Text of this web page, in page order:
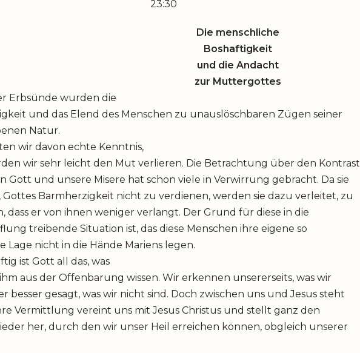
23:30
Die menschliche
Boshaftigkeit
und die Andacht
zur Muttergottes
Erbsünde wurden die
und das Elend des Menschen zu unauslöschbaren Zügen seiner
Natur.
wir davon echte Kenntnis,
wir sehr leicht den Mut verlieren. Die Betrachtung über den Kontrast
Gott und unsere Misere hat schon viele in Verwirrung gebracht. Da sie
Gottes Barmherzigkeit nicht zu verdienen, werden sie dazu verleitet, zu
dass er von ihnen weniger verlangt. Der Grund für diese in die
treibende Situation ist, das diese Menschen ihre eigene so
Lage nicht in die Hände Mariens legen.
ist Gott all das, was
aus der Offenbarung wissen. Wir erkennen unsererseits, was wir
besser gesagt, was wir nicht sind. Doch zwischen uns und Jesus steht
Vermittlung vereint uns mit Jesus Christus und stellt ganz den
her, durch den wir unser Heil erreichen können, obgleich unserer